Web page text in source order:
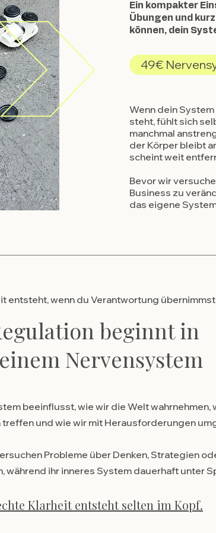
Ein kompakter
Übungen und
können, dein
49€
Wenn dein
steht, fühlt sich
manchmal
der Körper bleibt
scheint weit
Bevor wir
Business zu
das eigene
entsteht, wenn du Verantwortung
beginnt in
Nervensystem
beeinflusst, wie wir die Welt wahrnehmen,
und wie wir mit Herausforderungen
Probleme über Denken, Strategien
während ihr inneres System dauerhaft unter
Klarheit entsteht selten im Kopf.